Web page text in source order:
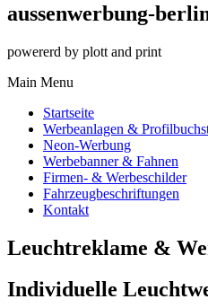
aussenwerbung-
powererd by plott and print
Main Menu
Startseite
Werbeanlagen &
Neon-Werbung
Werbebanner & Fahnen
Firmen- & Werbeschilder
Fahrzeugbeschriftungen
Kontakt
Leuchtreklame &
Individuelle